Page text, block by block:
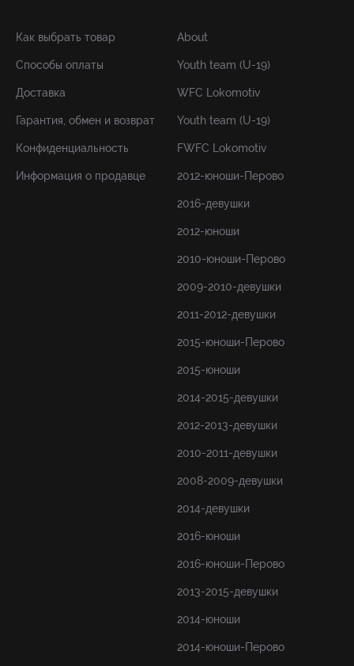
Как выбрать товар
Способы оплаты
Доставка
Гарантия, обмен и возврат
Конфиденциальность
Информация о продавце
About
Youth team (U-19)
WFC Lokomotiv
Youth team (U-19)
FWFC Lokomotiv
2012-юноши-Перово
2016-девушки
2012-юноши
2010-юноши-Перово
2009-2010-девушки
2011-2012-девушки
2015-юноши-Перово
2015-юноши
2014-2015-девушки
2012-2013-девушки
2010-2011-девушки
2008-2009-девушки
2014-девушки
2016-юноши
2016-юноши-Перово
2013-2015-девушки
2014-юноши
2014-юноши-Перово